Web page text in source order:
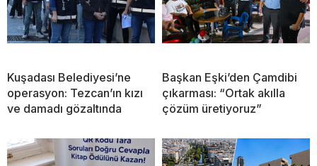
Kuşadası Belediyesi’ne
operasyon: Tezcan’ın kızı
ve damadı gözaltında
Başkan Eşki’den Çamdibi
çıkarması: “Ortak akılla
çözüm üretiyoruz”